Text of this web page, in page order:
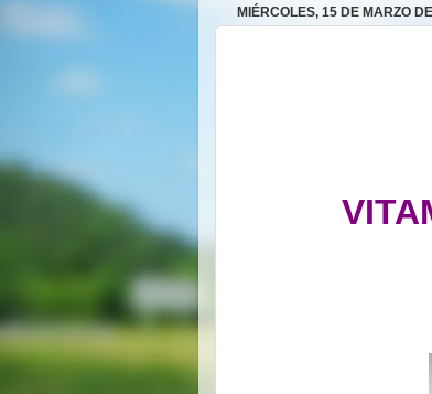
MIÉRCOLES, 15 DE MARZO